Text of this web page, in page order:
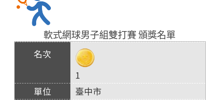
軟式網球男子組雙打賽 頒獎名單
1
臺中市